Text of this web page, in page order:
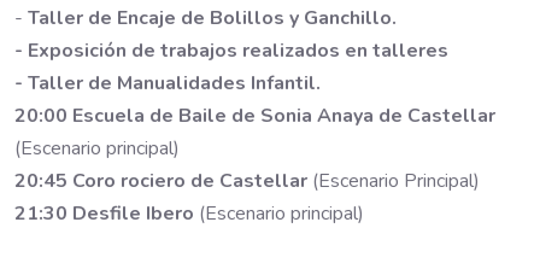
- Taller de Encaje de Bolillos y Ganchillo.
- Exposición de trabajos realizados en talleres
- Taller de Manualidades Infantil.
20:00 Escuela de Baile de Sonia Anaya de Castellar
(Escenario principal)
20:45 Coro rociero de Castellar (Escenario Principal)
21:30 Desfile Ibero (Escenario principal)